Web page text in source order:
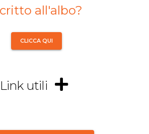
all'albo?
CLICCA QUI
Link utili